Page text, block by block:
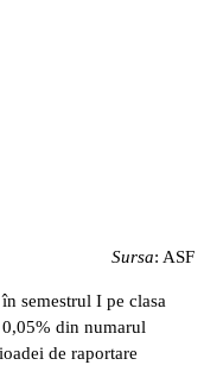
Sursa: ASF
semestrul I pe clasa
din numarul
de raportare